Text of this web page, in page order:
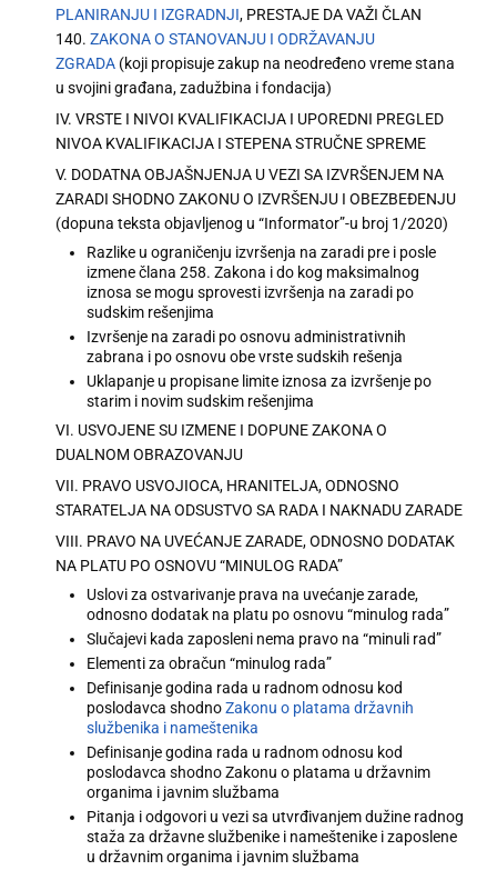
PLANIRANJU I IZGRADNJI, PRESTAJE DA VAŽI ČLAN
140. ZAKONA O STANOVANJU I ODRŽAVANJU
ZGRADA (koji propisuje zakup na neodređeno vreme stana
u svojini građana, zadužbina i fondacija)
IV. VRSTE I NIVOI KVALIFIKACIJA I UPOREDNI PREGLED
NIVOA KVALIFIKACIJA I STEPENA STRUČNE SPREME
V. DODATNA OBJAŠNJENJA U VEZI SA IZVRŠENJEM NA
ZARADI SHODNO ZAKONU O IZVRŠENJU I OBEZBEĐENJU
(dopuna teksta objavljenog u “Informator”-u broj 1/2020)
Razlike u ograničenju izvršenja na zaradi pre i posle
izmene člana 258. Zakona i do kog maksimalnog
iznosa se mogu sprovesti izvršenja na zaradi po
sudskim rešenjima
Izvršenje na zaradi po osnovu administrativnih
zabrana i po osnovu obe vrste sudskih rešenja
Uklapanje u propisane limite iznosa za izvršenje po
starim i novim sudskim rešenjima
VI. USVOJENE SU IZMENE I DOPUNE ZAKONA O
DUALNOM OBRAZOVANJU
VII. PRAVO USVOJIOCA, HRANITELJA, ODNOSNO
STARATELJA NA ODSUSTVO SA RADA I NAKNADU ZARADE
VIII. PRAVO NA UVEĆANJE ZARADE, ODNOSNO DODATAK
NA PLATU PO OSNOVU “MINULOG RADA”
Uslovi za ostvarivanje prava na uvećanje zarade,
odnosno dodatak na platu po osnovu “minulog rada”
Slučajevi kada zaposleni nema pravo na “minuli rad”
Elementi za obračun “minulog rada”
Definisanje godina rada u radnom odnosu kod
poslodavca shodnoZakonu o platama državnih
službenika i nameštenika
Definisanje godina rada u radnom odnosu kod
poslodavca shodno Zakonu o platama u državnim
organima i javnim službama
Pitanja i odgovori u vezi sa utvrđivanjem dužine radnog
staža za državne službenike i nameštenike i zaposlene
u državnim organima i javnim službama